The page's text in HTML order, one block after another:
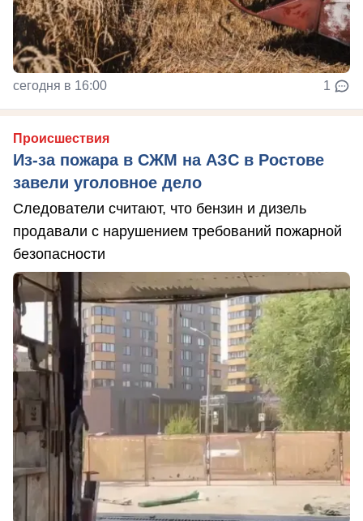
сегодня в 16:00 1
Происшествия
Из-за пожара в СЖМ на АЗС в Ростове
завели уголовное дело
Следователи считают, что бензин и дизель
продавали с нарушением требований пожарной
безопасности